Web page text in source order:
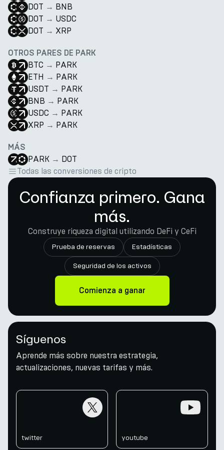
DOT → BNB
DOT → USDC
DOT → XRP
OTROS PARES DE PARK
BTC → PARK
ETH → PARK
USDT → PARK
BNB → PARK
USDC → PARK
XRP → PARK
MÁS
PARK → DOT
Todas las conversiones de cripto
Confianza primero. Gana
más.
Construye riqueza digital utilizando DeFi y CeFi
Prueba de reservas Estadísticas
Seguridad de los activos
Comienza a ganar
Síguenos
Aprende más sobre nuestra estrategia,
actualizaciones, nuevas tarifas y más.
twitter youtube